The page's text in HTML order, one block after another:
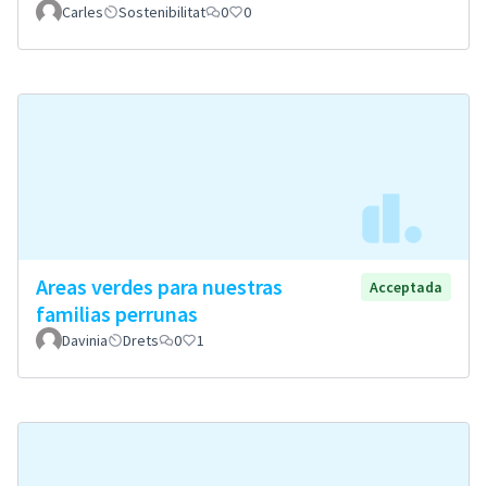
Carles Sostenibilitat 0 0
Areas verdes para nuestras
familias perrunas
Acceptada
Davinia Drets 0 1